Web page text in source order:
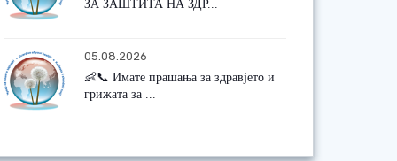
ЗА ЗАШТИТА НА ЗДР...
05.08.2026
👶📞 Имате прашања за здравјето и
грижата за ...